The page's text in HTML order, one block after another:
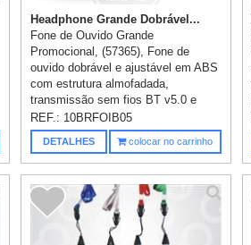
Headphone Grande Dobrável...
Fone de Ouvido Grande
Promocional, (57365), Fone de
ouvido dobrável e ajustável em ABS
com estrutura almofadada,
transmissão sem fios BT v5.0 e
leitor de c...
REF.: 10BRFOIB05
DETALHES colocar no carrinho